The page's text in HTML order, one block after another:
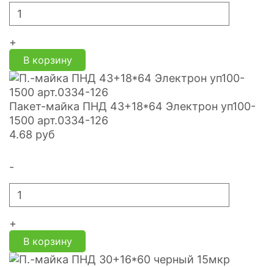
+
В корзину
Пакет-майка ПНД 43+18*64 Электрон уп100-
1500 арт.0334-126
4.68 руб
-
+
В корзину